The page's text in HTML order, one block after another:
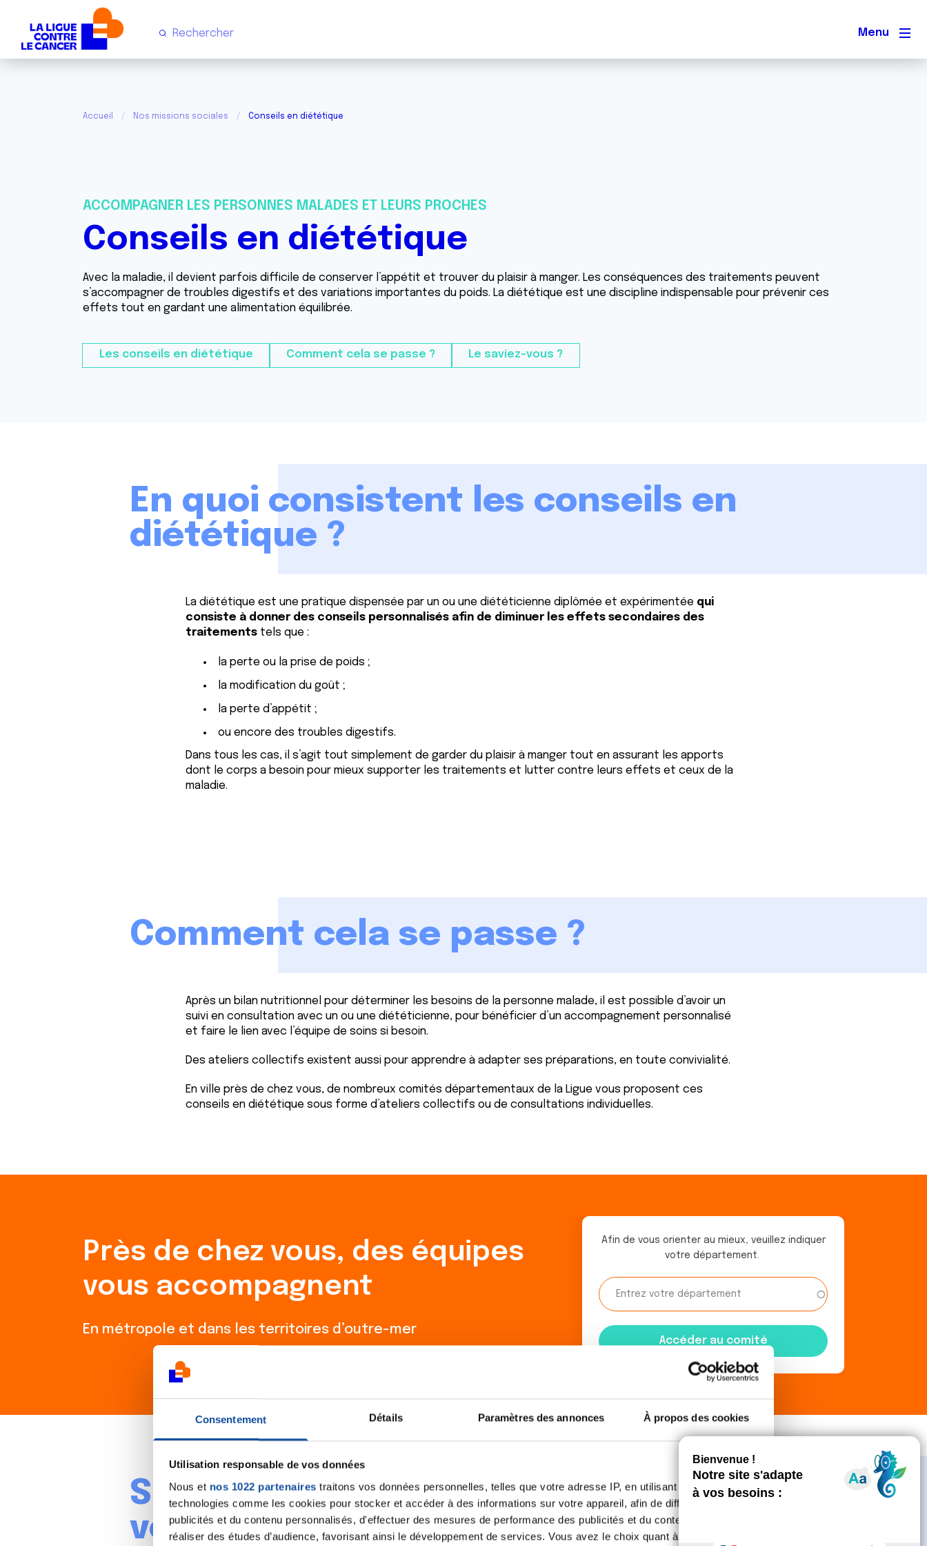
Consentement Détails Paramètres des annonces À propos des cookies
Utilisation responsable de vos données
Nous et nos 1022 partenaires traitons vos données personnelles, telles que votre adresse IP, en utilisant des
technologies comme les cookies pour stocker et accéder à des informations sur votre appareil, afin de diffuser des
publicités et du contenu personnalisés, d'effectuer des mesures de performance des publicités et du contenu, ainsi que de
réaliser des études d’audience, favorisant ainsi le développement de services. Vous avez le choix quant à l'utilisation de
Menu
Accueil Nos missions sociales Conseils en diététique
ACCOMPAGNER LES PERSONNES MALADES ET LEURS PROCHES
Conseils en diététique
Avec la maladie, il devient parfois difficile de conserver l’appétit et trouver du plaisir à manger. Les conséquences des traitements peuvent
s’accompagner de troubles digestifs et des variations importantes du poids. La diététique est une discipline indispensable pour prévenir ces
effets tout en gardant une alimentation équilibrée.
Les conseils en diététique Comment cela se passe ? Le saviez-vous ?
En quoi consistent les conseils en
diététique ?
La diététique est une pratique dispensée par un ou une diététicienne diplômée et expérimentée qui
consiste à donner des conseils personnalisés afin de diminuer les effets secondaires des
traitementstels que :
la perte ou la prise de poids ;
la modification du goût ;
la perte d’appétit ;
ou encore des troubles digestifs.
Dans tous les cas, il s’agit tout simplement de garder du plaisir à manger tout en assurant les apports
dont le corps a besoin pour mieux supporter les traitements et lutter contre leurs effets et ceux de la
maladie.
Comment cela se passe ?
Après un bilan nutritionnel pour déterminer les besoins de la personne malade, il est possible d’avoir un
suivi en consultation avec un ou une diététicienne, pour bénéficier d’un accompagnement personnalisé
et faire le lien avec l’équipe de soins si besoin.
Des ateliers collectifs existent aussi pour apprendre à adapter ses préparations, en toute convivialité.
En ville près de chez vous, de nombreux comités départementaux de la Ligue vous proposent ces
conseils en diététique sous forme d’ateliers collectifs ou de consultations individuelles.
Près de chez vous, des équipes
vous accompagnent
En métropole et dans les territoires d’outre-mer
Afin de vous orienter au mieux, veuillez indiquer
votre département.
Savez-vous que votre médecin peut
vous prescrire des conseils en